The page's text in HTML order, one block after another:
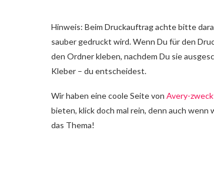
Hinweis: Beim Druckauftrag achte bitte
sauber gedruckt wird. Wenn Du für den
den Ordner kleben, nachdem Du sie
Kleber – du entscheidest.
Wir haben eine coole Seite von Avery-
bieten, klick doch mal rein, denn auch
das Thema!